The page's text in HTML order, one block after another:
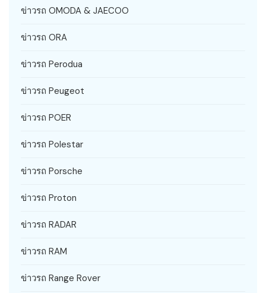
ข่าวรถ OMODA & JAECOO
ข่าวรถ ORA
ข่าวรถ Perodua
ข่าวรถ Peugeot
ข่าวรถ POER
ข่าวรถ Polestar
ข่าวรถ Porsche
ข่าวรถ Proton
ข่าวรถ RADAR
ข่าวรถ RAM
ข่าวรถ Range Rover